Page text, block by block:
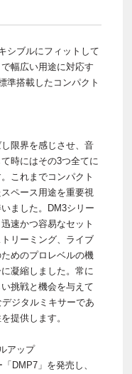
シブルにフィットして
幅広い用途に対応す
準搭載したコンパクト
限界を感じさせ、音
時にはその3つ全てに
これまでコンパクト
ペース用途を重要視
ました。DM3シリー
速かつ容易なセット
リーミング、ライブ
めのプロレベルの機
凝縮しました。常に
挑戦と機会を与えて
ジタルミキサーであ
提供します。
アップ
DMP7」を発売し、